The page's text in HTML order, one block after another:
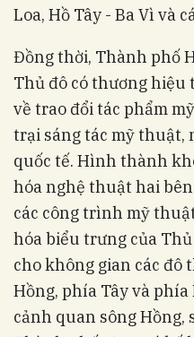
Loa, Hồ Tây - Ba Vì và
Đồng thời, Thành phố
Thủ đô có thương hiệu
về trao đổi tác phẩm
trại sáng tác mỹ thuật,
quốc tế. Hình thành
hóa nghệ thuật hai
các công trình mỹ
hóa biểu trưng của
cho không gian các đô
Hồng, phía Tây và
cảnh quan sông Hồng,